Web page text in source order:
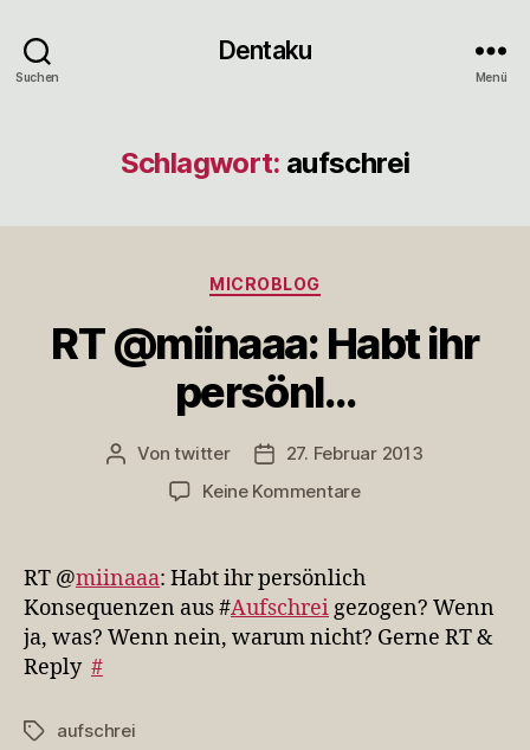
Suchen
Dentaku
Menü
Schlagwort: aufschrei
Kategorien
MICROBLOG
RT @miinaaa: Habt ihr
persönl…
Beitragsautor
Vontwitter Veröffentlichungsdatum
27. Februar 2013
Keine Kommentarezu
persönl…
RT @miinaaa: Habt ihr persönlich
Konsequenzen aus #Aufschrei gezogen? Wenn
ja, was? Wenn nein, warum nicht? Gerne RT &
Reply #
Schlagwörter
aufschrei